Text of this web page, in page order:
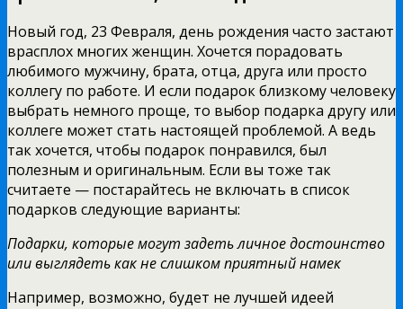
Новый год, 23 Февраля, день рождения часто застают
врасплох многих женщин. Хочется порадовать
любимого мужчину, брата, отца, друга или просто
коллегу по работе. И если подарок близкому человеку
выбрать немного проще, то выбор подарка другу или
коллеге может стать настоящей проблемой. А ведь
так хочется, чтобы подарок понравился, был
полезным и оригинальным. Если вы тоже так
считаете — постарайтесь не включать в список
подарков следующие варианты:
Подарки, которые могут задеть личное достоинство
или выглядеть как не слишком приятный намек
Например, возможно, будет не лучшей идеей